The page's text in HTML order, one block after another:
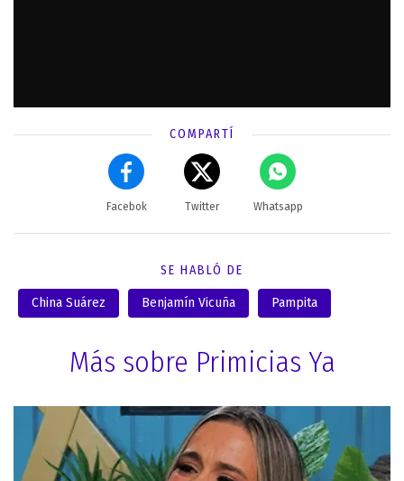
COMPARTÍ
Facebok Twitter Whatsapp
SE HABLÓ DE
China Suárez Benjamín Vicuña Pampita
Más sobre Primicias Ya